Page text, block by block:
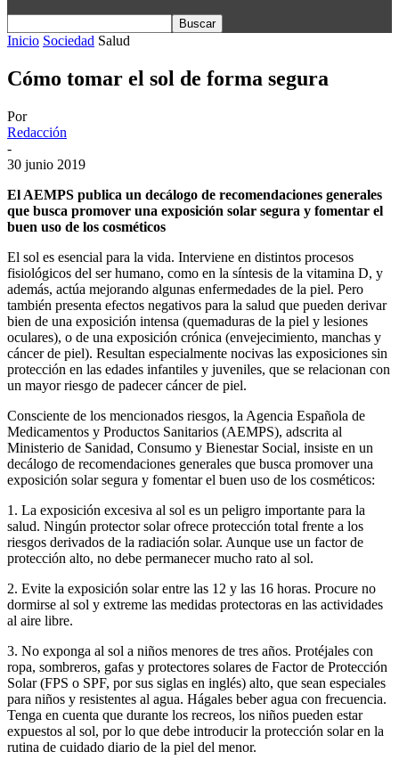
Inicio Sociedad Salud
Cómo tomar el sol de forma segura
Por
Redacción
-
30 junio 2019
El AEMPS publica un decálogo de recomendaciones generales
que busca promover una exposición solar segura y fomentar el
buen uso de los cosméticos
El sol es esencial para la vida. Interviene en distintos procesos
fisiológicos del ser humano, como en la síntesis de la vitamina D, y
además, actúa mejorando algunas enfermedades de la piel. Pero
también presenta efectos negativos para la salud que pueden derivar
bien de una exposición intensa (quemaduras de la piel y lesiones
oculares), o de una exposición crónica (envejecimiento, manchas y
cáncer de piel). Resultan especialmente nocivas las exposiciones sin
protección en las edades infantiles y juveniles, que se relacionan con
un mayor riesgo de padecer cáncer de piel.
Consciente de los mencionados riesgos, la Agencia Española de
Medicamentos y Productos Sanitarios (AEMPS), adscrita al
Ministerio de Sanidad, Consumo y Bienestar Social, insiste en un
decálogo de recomendaciones generales que busca promover una
exposición solar segura y fomentar el buen uso de los cosméticos:
1. La exposición excesiva al sol es un peligro importante para la
salud. Ningún protector solar ofrece protección total frente a los
riesgos derivados de la radiación solar. Aunque use un factor de
protección alto, no debe permanecer mucho rato al sol.
2. Evite la exposición solar entre las 12 y las 16 horas. Procure no
dormirse al sol y extreme las medidas protectoras en las actividades
al aire libre.
3. No exponga al sol a niños menores de tres años. Protéjales con
ropa, sombreros, gafas y protectores solares de Factor de Protección
Solar (FPS o SPF, por sus siglas en inglés) alto, que sean especiales
para niños y resistentes al agua. Hágales beber agua con frecuencia.
Tenga en cuenta que durante los recreos, los niños pueden estar
expuestos al sol, por lo que debe introducir la protección solar en la
rutina de cuidado diario de la piel del menor.